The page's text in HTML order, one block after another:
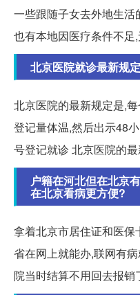
一些跟随子女去外地生
也有本地因医疗条件不足,
北京医院就诊最新规
北京医院的最新规定是,
登记量体温,然后出示48
号登记就诊 北京医院的最
户籍在河北但在北京
在北京看病更方便?
拿着北京市居住证和医
省在网上就能办,联网有
院当时结算不用回去报销